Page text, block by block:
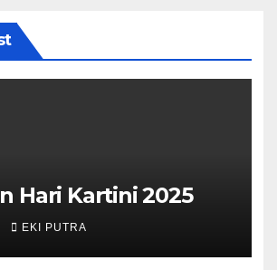
Hari Kartini 2025
EKI PUTRA